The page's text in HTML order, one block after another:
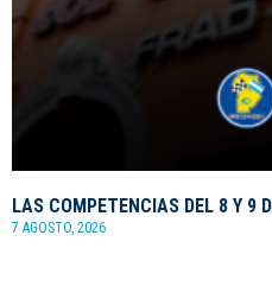
LAS COMPETENCIAS DEL 8 Y 9
7 AGOSTO, 2026